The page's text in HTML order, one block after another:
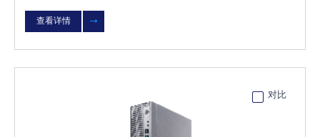
持KOS/UOS桌面操作系
查看详情
对比